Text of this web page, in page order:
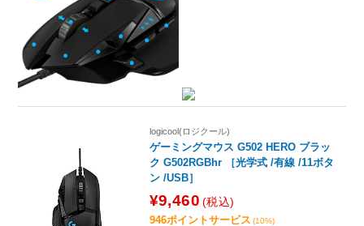
logicool(ロジクール)
ゲーミングマウス G502 HERO ブラッ
ク G502RGBhr ［光学式 /有線 /11ボタ
ン /USB］
¥9,460 (税込)
946ポイントサービス (10%)